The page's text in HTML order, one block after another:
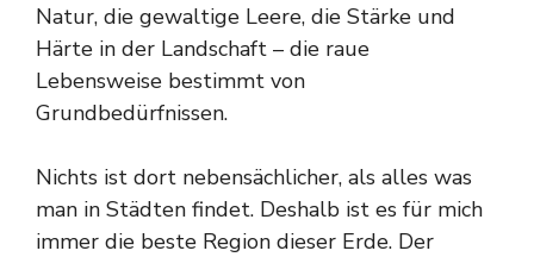
Natur, die gewaltige Leere, die Stärke und
Härte in der Landschaft – die raue
Lebensweise bestimmt von
Grundbedürfnissen.
Nichts ist dort nebensächlicher, als alles was
man in Städten findet. Deshalb ist es für mich
immer die beste Region dieser Erde. Der